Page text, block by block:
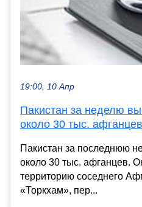
19:00, 10 Апр
Пакистан за неделю
около 30 тыс. афганцев
Пакистан за последнюю
около 30 тыс. афганцев.
территорию соседнего
«Торкхам», пер...